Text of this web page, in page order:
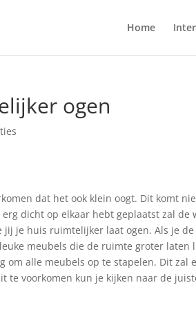
Home
ogen
dat het ook klein oogt. Dit komt
dicht op elkaar hebt geplaatst zal de
jij je huis ruimtelijker laat ogen. Als je
meubels die de ruimte groter laten
alle meubels op te stapelen. Dit zal
te voorkomen kun je kijken naar de